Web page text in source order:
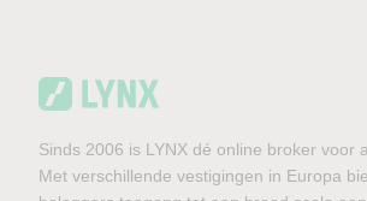
Sinds 2006 is LYNX dé online broker voor
Met verschillende vestigingen in Europa